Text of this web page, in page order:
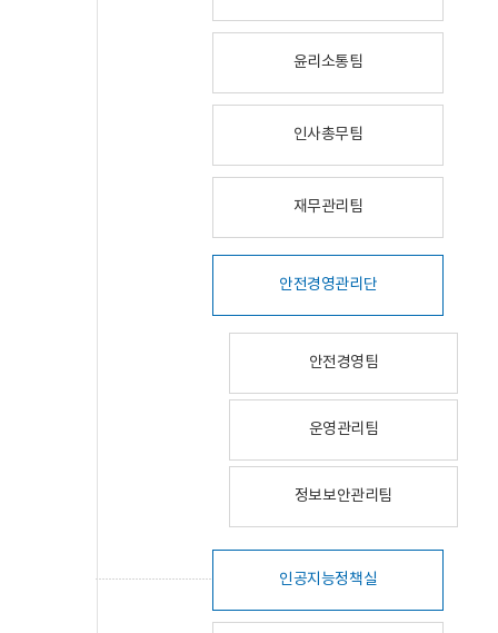
윤리소통팀
인사총무팀
재무관리팀
안전경영관리단
안전경영팀
운영관리팀
정보보안관리팀
인공지능정책실